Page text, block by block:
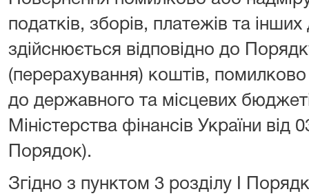
податків, зборів, платежів та
здійснюється відповідно до
(перерахування) коштів,
до державного та місцевих
Міністерства фінансів України від
Порядок).
Згідно з пунктом 3 розділу I